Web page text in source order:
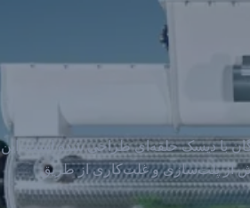
با دیسک حلقه‌ای طراحی شده است. این
پیش از پلت‌سازی و غلت‌کاری از طریق